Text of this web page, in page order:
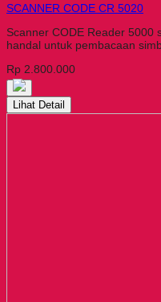
SCANNER CODE CR 5020
Scanner CODE Reader 5000
handal untuk pembacaan
Rp 2.800.000
Lihat Detail